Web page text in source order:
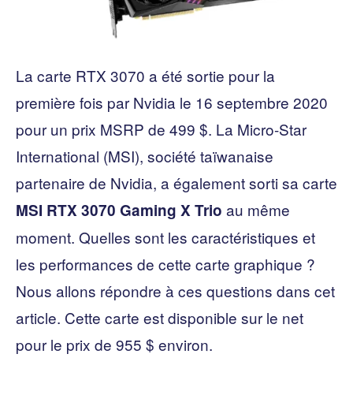
La carte RTX 3070 a été sortie pour la
première fois par Nvidia le 16 septembre 2020
pour un prix MSRP de 499 $. La Micro-Star
International (MSI), société taïwanaise
partenaire de Nvidia, a également sorti sa carte
MSI RTX 3070 Gaming X Trio au même
moment. Quelles sont les caractéristiques et
les performances de cette carte graphique ?
Nous allons répondre à ces questions dans cet
article. Cette carte est disponible sur le net
pour le prix de 955 $ environ.